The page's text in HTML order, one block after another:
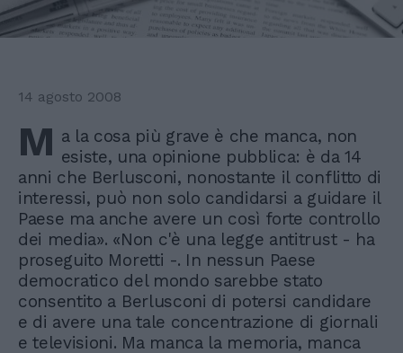
14 agosto 2008
M a la cosa più grave è che manca, non
esiste, una opinione pubblica: è da 14
anni che Berlusconi, nonostante il conflitto di
interessi, può non solo candidarsi a guidare il
Paese ma anche avere un così forte controllo
dei media». «Non c'è una legge antitrust - ha
proseguito Moretti -. In nessun Paese
democratico del mondo sarebbe stato
consentito a Berlusconi di potersi candidare
e di avere una tale concentrazione di giornali
e televisioni. Ma manca la memoria, manca